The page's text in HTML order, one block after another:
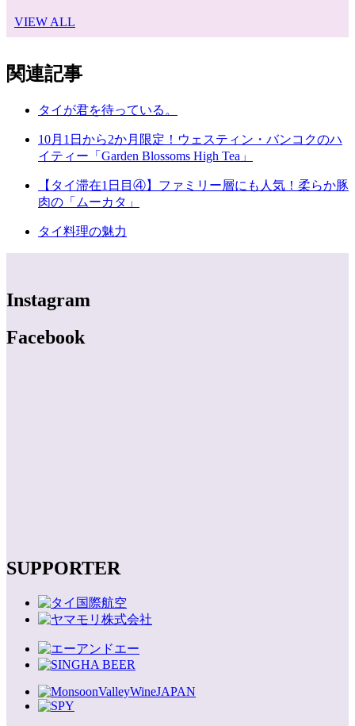
VIEW ALL
関連記事
タイが君を待っている。
10月1日から2か月限定！ウェスティン・バンコクのハ
イティー「Garden Blossoms High Tea」
【タイ滞在1日目④】ファミリー層にも人気！柔らか豚
肉の「ムーカタ」
タイ料理の魅力
Instagram
Facebook
SUPPORTER